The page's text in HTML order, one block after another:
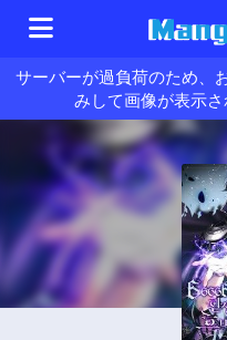
サーバーが過負荷のため、
みして画像が表示さ